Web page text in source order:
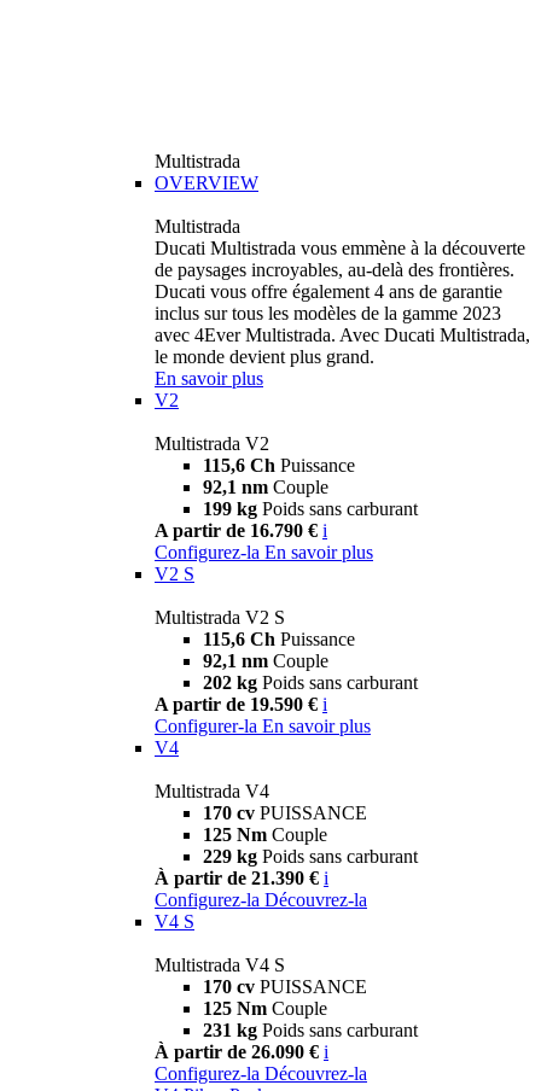
Multistrada
OVERVIEW
Multistrada
Ducati Multistrada vous emmène à la découverte
de paysages incroyables, au-delà des frontières.
Ducati vous offre également 4 ans de garantie
inclus sur tous les modèles de la gamme 2023
avec 4Ever Multistrada. Avec Ducati Multistrada,
le monde devient plus grand.
En savoir plus
V2
Multistrada V2
115,6 Ch Puissance
92,1 nm Couple
199 kg Poids sans carburant
A partir de 16.790 € i
Configurez-la En savoir plus
V2 S
Multistrada V2 S
115,6 Ch Puissance
92,1 nm Couple
202 kg Poids sans carburant
A partir de 19.590 € i
Configurer-la En savoir plus
V4
Multistrada V4
170 cv PUISSANCE
125 Nm Couple
229 kg Poids sans carburant
À partir de 21.390 € i
Configurez-la Découvrez-la
V4 S
Multistrada V4 S
170 cv PUISSANCE
125 Nm Couple
231 kg Poids sans carburant
À partir de 26.090 € i
Configurez-la Découvrez-la